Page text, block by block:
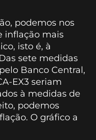
podemos nos
inflação mais
isto é, à
sete medidas
Banco Central,
EX3 seriam
à medidas de
podemos
O gráfico a